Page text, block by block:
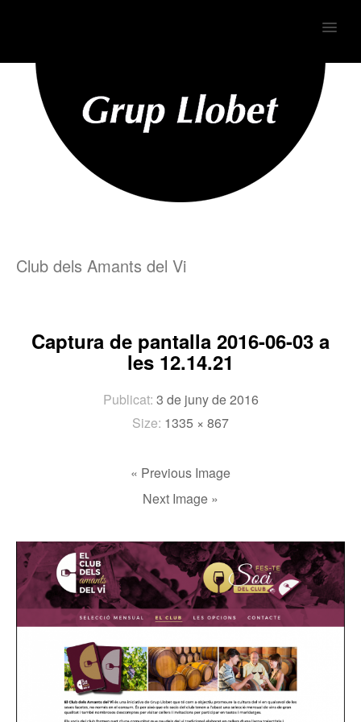
MENU
Club dels Amants del Vi
Captura de pantalla 2016-06-03 a
les 12.14.21
Publicat: 3 de juny de 2016
Size: 1335 × 867
« Previous Image
Next Image »